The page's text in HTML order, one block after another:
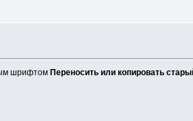
шрифтом Переносить или копировать